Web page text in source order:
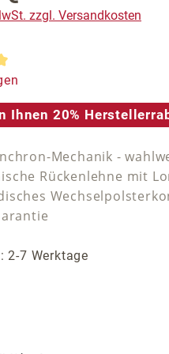
zzgl. Versandkosten
Bewertung von 5 von
Ihnen 20%
Mechanik -
Rückenlehne mit
2-7 Werktage